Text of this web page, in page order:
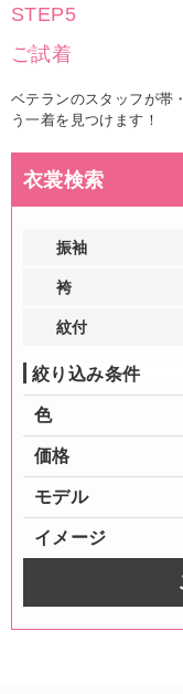
STEP5
ご試着
ベテランのスタッフが帯
う一着を見つけます！
衣裳検索
振袖
袴
紋付
絞り込み条件
色
価格
モデル
イメージ